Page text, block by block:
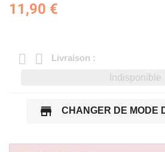
11,90 €
Livraison :
Indisponible
store CHANGER DE MODE